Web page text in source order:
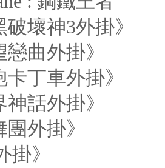
破壞神3外掛》
戀曲外掛》
卡丁車外掛》
神話外掛》
團外掛》
掛》